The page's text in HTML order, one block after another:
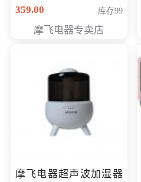
168元
359.00 库存99
摩飞电器专卖店
摩飞电器超声波加湿器